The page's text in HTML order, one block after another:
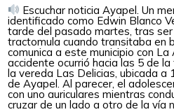
Escuchar noticia Ayapel. Un
identificado como Edwin Blanco
tarde del pasado martes, tras
tractomula cuando transitaba en
comunica a este municipio con
accidente ocurrió hacia las 5 de
la vereda Las Delicias, ubicada a
de Ayapel. Al parecer, el
con uno auriculares mientras
cruzar de un lado a otro de la vía